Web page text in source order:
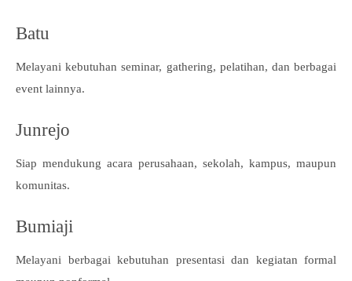
Batu
Melayani kebutuhan seminar, gathering, pelatihan, dan berbagai
event lainnya.
Junrejo
Siap mendukung acara perusahaan, sekolah, kampus, maupun
komunitas.
Bumiaji
Melayani berbagai kebutuhan presentasi dan kegiatan formal